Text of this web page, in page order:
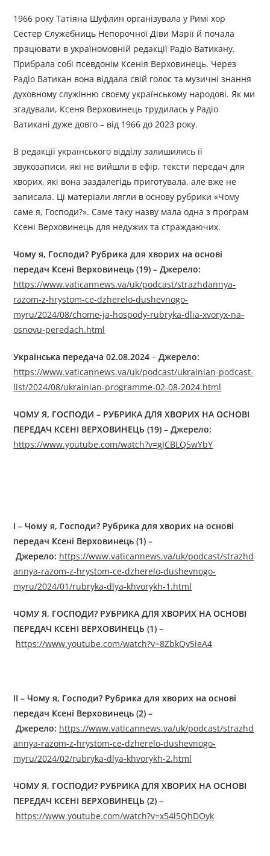
1966 року Татіяна Шуфлин організувала у Римі хор
Сестер Служебниць Непорочної Діви Марії й почала
працювати в україномовній редакції Радіо Ватикану.
Прибрала собі псевдонім Ксенія Верховинець. Через
Радіо Ватикан вона віддала свій голос та музичні знання
дуxовному служінню своєму українському народові. Як ми
згадували, Ксеня Верховинець трудилась у Радіо
Ватикані дуже довго – від 1966 до 2023 року.
В редакції українського відділу залишились її
звукозаписи, які не вийшли в ефір, тексти передач для
хворих, які вона заздалегідь приготувала, але вже не
записала. Ці матеріали лягли в основу рубрики «Чому
саме я, Господи?». Саме таку назву мала одна з програм
Ксені Верховинець для недужих та страждаючих.
Чому я, Господи? Рубрика для хворих на основі
передач Ксені Верховинець (19) – Джерелo:
https://www.vaticannews.va/uk/podcast/strazhdannya-
razom-z-hrystom-ce-dzherelo-dushevnogo-
myru/2024/08/chome-ja-hospody-rubryka-dlia-xvoryx-na-
osnovu-peredach.html
Українська передача 02.08.2024–Джерелo:
https://www.vaticannews.va/uk/podcast/ukrainian-podcast-
list/2024/08/ukrainian-programme-02-08-2024.html
ЧОМУ Я, ГОСПОДИ – РУБРИКА ДЛЯ ХВОРИХ НА ОСНОВІ
ПЕРЕДАЧ КСЕНІ ВЕРХОВИНЕЦЬ (19)–Джерелo:
https://www.youtube.com/watch?v=gJCBLQ5wYbY
І – Чому я, Господи? Рубрика для хворих на основі
передач Ксені Верховинець (1) –
Джерелo: https://www.vaticannews.va/uk/podcast/strazhd
annya-razom-z-hrystom-ce-dzherelo-dushevnogo-
myru/2024/01/rubryka-dlya-khvorykh-1.html
ЧОМУ Я, ГОСПОДИ? РУБРИКА ДЛЯ ХВОРИХ НА ОСНОВІ
ПЕРЕДАЧ КСЕНІ ВЕРХОВИНЕЦЬ (1) –
https://www.youtube.com/watch?v=8ZbkQv5ieA4
II – Чому я, Господи? Рубрика для хворих на основі
передач Ксені Верховинець (2) –
Джерелo: https://www.vaticannews.va/uk/podcast/strazhd
annya-razom-z-hrystom-ce-dzherelo-dushevnogo-
myru/2024/02/rubryka-dlya-khvorykh-2.html
ЧОМУ Я, ГОСПОДИ? РУБРИКА ДЛЯ ХВОРИХ НА ОСНОВІ
ПЕРЕДАЧ КСЕНІ ВЕРХОВИНЕЦЬ (2) –
https://www.youtube.com/watch?v=x54l5QhDOyk